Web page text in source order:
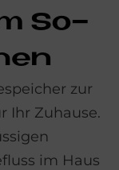
So­
zur
Ihr Zuhause.
im Haus